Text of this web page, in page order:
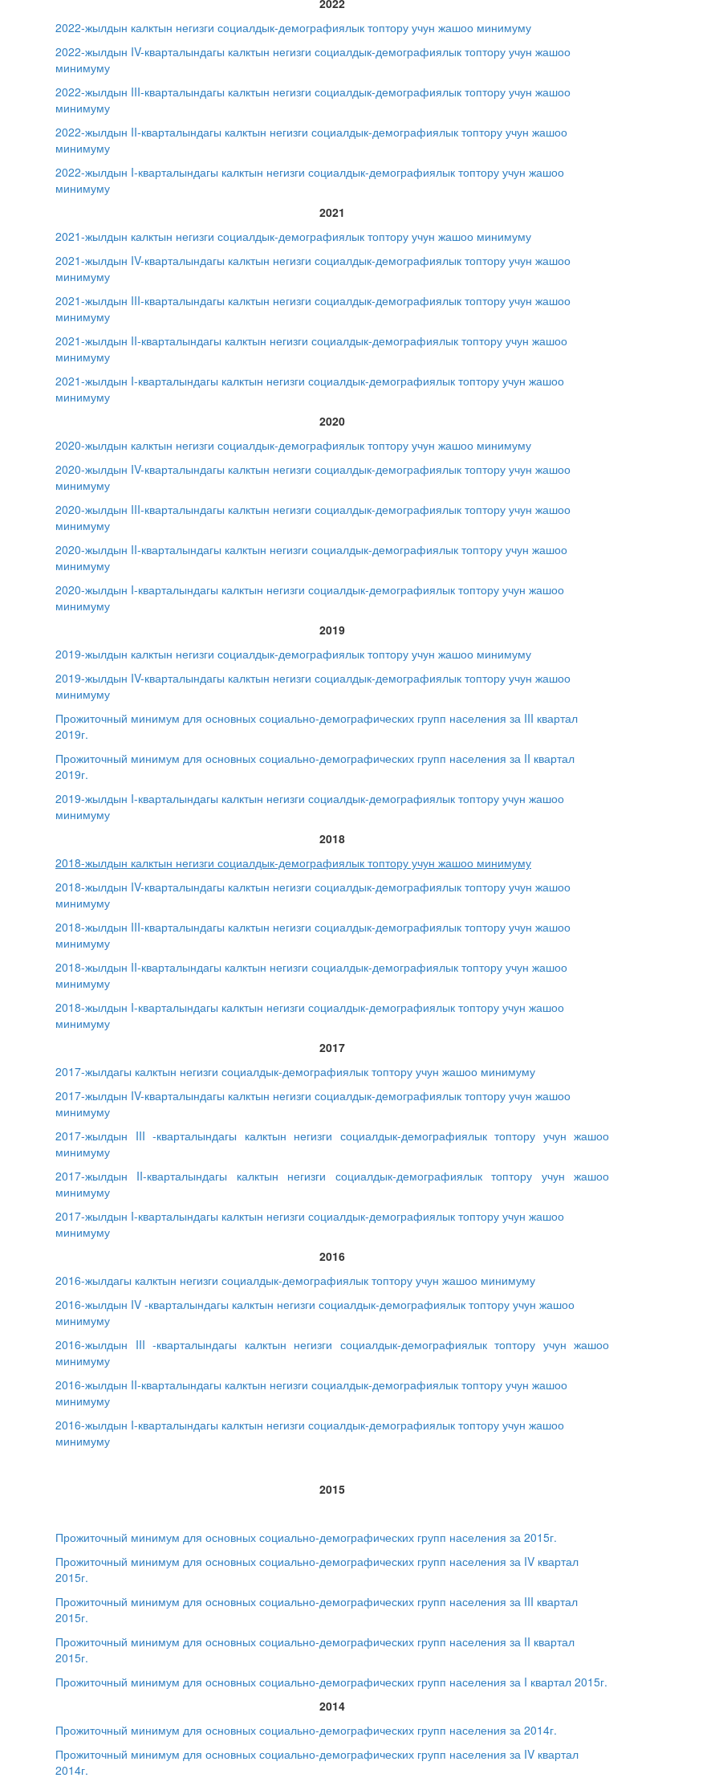
2022
2022-жылдын калктын негизги социалдык-демографиялык топтору учун жашоо минимуму
2022-жылдын IV-кварталындагы калктын негизги социалдык-демографиялык топтору учун жашоо
минимуму
2022-жылдын III-кварталындагы калктын негизги социалдык-демографиялык топтору учун жашоо
минимуму
2022-жылдын II-кварталындагы калктын негизги социалдык-демографиялык топтору учун жашоо
минимуму
2022-жылдын I-кварталындагы калктын негизги социалдык-демографиялык топтору учун жашоо
минимуму
2021
2021-жылдын калктын негизги социалдык-демографиялык топтору учун жашоо минимуму
2021-жылдын IV-кварталындагы калктын негизги социалдык-демографиялык топтору учун жашоо
минимуму
2021-жылдын III-кварталындагы калктын негизги социалдык-демографиялык топтору учун жашоо
минимуму
2021-жылдын II-кварталындагы калктын негизги социалдык-демографиялык топтору учун жашоо
минимуму
2021-жылдын I-кварталындагы калктын негизги социалдык-демографиялык топтору учун жашоо
минимуму
2020
2020-жылдын калктын негизги социалдык-демографиялык топтору учун жашоо минимуму
2020-жылдын IV-кварталындагы калктын негизги социалдык-демографиялык топтору учун жашоо
минимуму
2020-жылдын III-кварталындагы калктын негизги социалдык-демографиялык топтору учун жашоо
минимуму
2020-жылдын II-кварталындагы калктын негизги социалдык-демографиялык топтору учун жашоо
минимуму
2020-жылдын I-кварталындагы калктын негизги социалдык-демографиялык топтору учун жашоо
минимуму
2019
2019-жылдын калктын негизги социалдык-демографиялык топтору учун жашоо минимуму
2019-жылдын IV-кварталындагы калктын негизги социалдык-демографиялык топтору учун жашоо
минимуму
Прожиточный минимум для основных социально-демографических групп населения за III квартал
2019г.
Прожиточный минимум для основных социально-демографических групп населения за II квартал
2019г.
2019-жылдын I-кварталындагы калктын негизги социалдык-демографиялык топтору учун жашоо
минимуму
2018
2018-жылдын калктын негизги социалдык-демографиялык топтору учун жашоо минимуму
2018-жылдын IV-кварталындагы калктын негизги социалдык-демографиялык топтору учун жашоо
минимуму
2018-жылдын III-кварталындагы калктын негизги социалдык-демографиялык топтору учун жашоо
минимуму
2018-жылдын II-кварталындагы калктын негизги социалдык-демографиялык топтору учун жашоо
минимуму
2018-жылдын I-кварталындагы калктын негизги социалдык-демографиялык топтору учун жашоо
минимуму
2017
2017-жылдагы калктын негизги социалдык-демографиялык топтору учун жашоо минимуму
2017-жылдын IV-кварталындагы калктын негизги социалдык-демографиялык топтору учун жашоо
минимуму
2017-жылдын III -кварталындагы калктын негизги социалдык-демографиялык топтору учун жашоо
минимуму
2017-жылдын II-кварталындагы калктын негизги социалдык-демографиялык топтору учун жашоо
минимуму
2017-жылдын I-кварталындагы калктын негизги социалдык-демографиялык топтору учун жашоо
минимуму
2016
2016-жылдагы калктын негизги социалдык-демографиялык топтору учун жашоо минимуму
2016-жылдын IV -кварталындагы калктын негизги социалдык-демографиялык топтору учун жашоо
минимуму
2016-жылдын III -кварталындагы калктын негизги социалдык-демографиялык топтору учун жашоо
минимуму
2016-жылдын II-кварталындагы калктын негизги социалдык-демографиялык топтору учун жашоо
минимуму
2016-жылдын I-кварталындагы калктын негизги социалдык-демографиялык топтору учун жашоо
минимуму
2015
Прожиточный минимум для основных социально-демографических групп населения за 2015г.
Прожиточный минимум для основных социально-демографических групп населения за IV квартал
2015г.
Прожиточный минимум для основных социально-демографических групп населения за III квартал
2015г.
Прожиточный минимум для основных социально-демографических групп населения за II квартал
2015г.
Прожиточный минимум для основных социально-демографических групп населения за I квартал 2015г.
2014
Прожиточный минимум для основных социально-демографических групп населения за 2014г.
Прожиточный минимум для основных социально-демографических групп населения за IV квартал
2014г.